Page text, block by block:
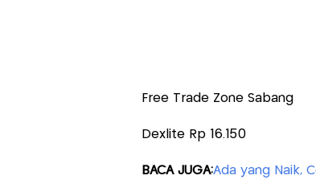
Free Trade Zone Sabang
Dexlite Rp 16.150
BACA JUGA:Ada yang Naik,